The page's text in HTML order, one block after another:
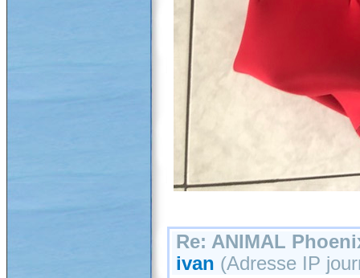
Re: ANIMAL
ivan (Adresse IP